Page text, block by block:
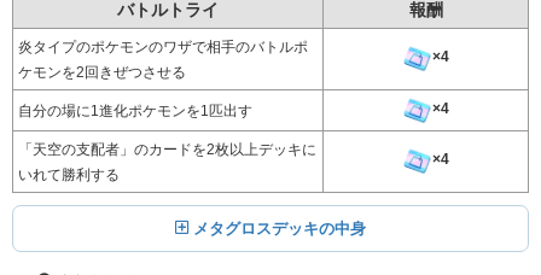
バトルトライ 報酬
炎タイプのポケモンのワザで相手のバトルポ
ケモンを2回きぜつさせる
×4
自分の場に1進化ポケモンを1匹出す ×4
「天空の支配者」のカードを2枚以上デッキに
いれて勝利する
×4
メタグロスデッキの中身